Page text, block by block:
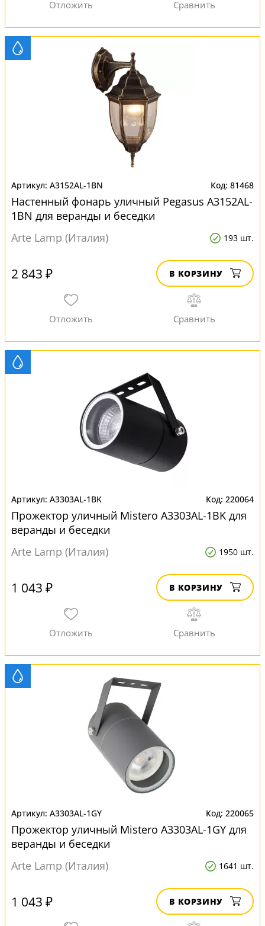
A3152AL-1BN 81468
Настенный фонарь уличный Pegasus A3152AL-
1BN для веранды и беседки
Arte Lamp (Италия)
193 шт.
2 843 ₽ В КОРЗИНУ
A3303AL-1BK 220064
Прожектор уличный Mistero A3303AL-1BK для
веранды и беседки
Arte Lamp (Италия)
1950 шт.
1 043 ₽ В КОРЗИНУ
A3303AL-1GY 220065
Прожектор уличный Mistero A3303AL-1GY для
веранды и беседки
Arte Lamp (Италия)
1641 шт.
1 043 ₽ В КОРЗИНУ